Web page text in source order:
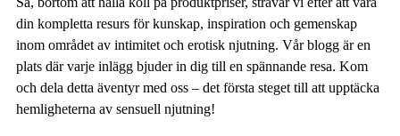
din kompletta resurs för kunskap, inspiration och gemenskap
inom området av intimitet och erotisk njutning. Vår blogg är en
plats där varje inlägg bjuder in dig till en spännande resa. Kom
och dela detta äventyr med oss – det första steget till att upptäcka
hemligheterna av sensuell njutning!